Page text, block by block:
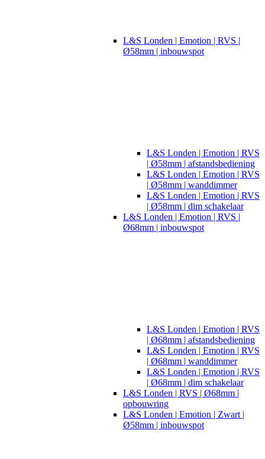
L&S Londen | Emotion | RVS |
Ø58mm | inbouwspot
L&S Londen | Emotion | RVS
| Ø58mm | afstandsbediening
L&S Londen | Emotion | RVS
| Ø58mm | wanddimmer
L&S Londen | Emotion | RVS
| Ø58mm | dim schakelaar
L&S Londen | Emotion | RVS |
Ø68mm | inbouwspot
L&S Londen | Emotion | RVS
| Ø68mm | afstandsbediening
L&S Londen | Emotion | RVS
| Ø68mm | wanddimmer
L&S Londen | Emotion | RVS
| Ø68mm | dim schakelaar
L&S Londen | RVS | Ø68mm |
opbouwring
L&S Londen | Emotion | Zwart |
Ø58mm | inbouwspot